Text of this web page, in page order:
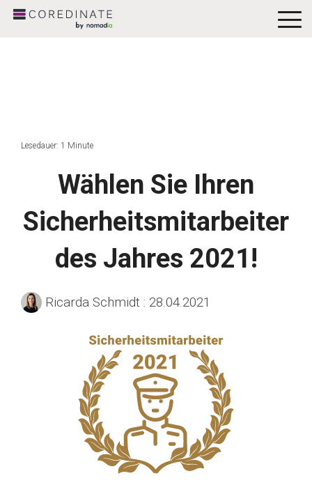
Lesedauer: 1 Minute
Wählen Sie Ihren
Sicherheitsmitarbeiter
des Jahres 2021!
Ricarda Schmidt : 28.04.2021